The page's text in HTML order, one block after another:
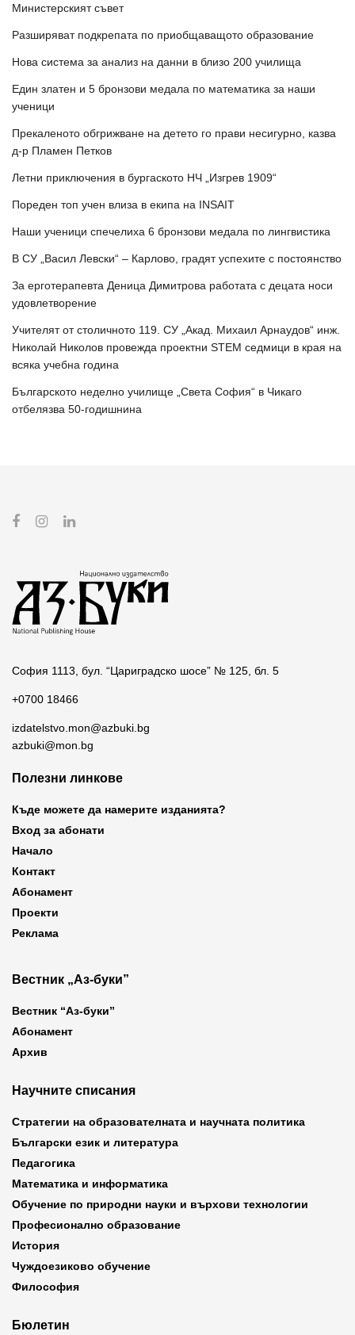
Министерският съвет
Разширяват подкрепата по приобщаващото образование
Нова система за анализ на данни в близо 200 училища
Един златен и 5 бронзови медала по математика за наши
ученици
Прекаленото обгрижване на детето го прави несигурно, казва
д-р Пламен Петков
Летни приключения в бургаското НЧ „Изгрев 1909“
Пореден топ учен влиза в екипа на INSAIT
Наши ученици спечелиха 6 бронзови медала по лингвистика
В СУ „Васил Левски“ – Карлово, градят успехите с постоянство
За ерготерапевта Деница Димитрова работата с децата носи
удовлетворение
Учителят от столичното 119. СУ „Акад. Михаил Арнаудов“ инж.
Николай Николов провежда проектни STEM седмици в края на
всяка учебна година
Българското неделно училище „Света София“ в Чикаго
отбелязва 50-годишнина
София 1113, бул. “Цариградско шосе” № 125, бл. 5
+0700 18466
izdatelstvo.mon@azbuki.bg
azbuki@mon.bg
Полезни линкове
Къде можете да намерите изданията?
Вход за абонати
Начало
Контакт
Абонамент
Проекти
Реклама
Вестник „Аз-буки”
Вестник “Аз-буки”
Абонамент
Архив
Научните списания
Стратегии на образователната и научната политика
Български език и литература
Педагогика
Математика и информатика
Обучение по природни науки и върхови технологии
Професионално образование
История
Чуждоезиково обучение
Философия
Бюлетин